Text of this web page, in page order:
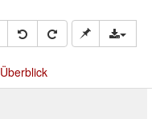
Überblick